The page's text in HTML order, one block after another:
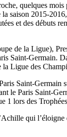
quelques
saison 2015-
et des débuts
de la Ligue),
Saint-
des
Saint-Germain
le Paris Saint-
1 lors des
qui